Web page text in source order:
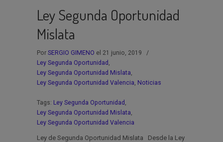
Ley Segunda Oportunidad
Mislata
Por SERGIO GIMENO el 21 junio, 2019
/
Ley Segunda Oportunidad ,
Ley Segunda Oportunidad Mislata,
Ley Segunda Oportunidad Valencia, Noticias
Tags: Ley Segunda Oportunidad ,
Ley Segunda Oportunidad Mislata,
Ley Segunda Oportunidad Valencia
Ley de Segunda Oportunidad Mislata Desde la Ley